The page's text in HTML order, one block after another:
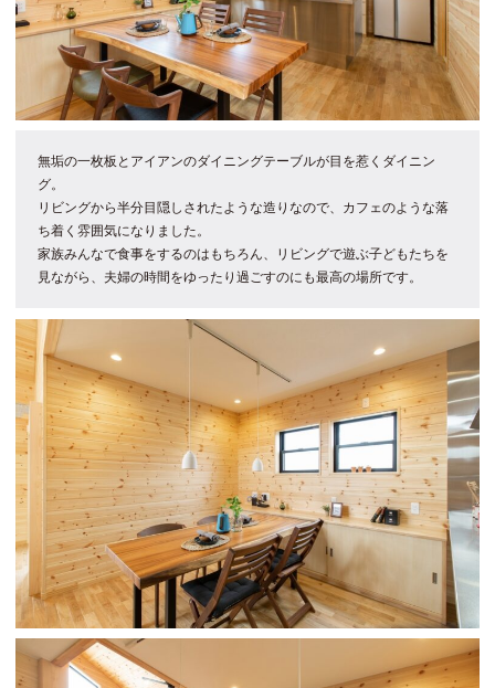
無垢の一枚板とアイアンのダイニングテーブルが目を惹くダイニン
グ。
リビングから半分目隠しされたような造りなので、カフェのような落
ち着く雰囲気になりました。
家族みんなで食事をするのはもちろん、リビングで遊ぶ子どもたちを
見ながら、夫婦の時間をゆったり過ごすのにも最高の場所です。